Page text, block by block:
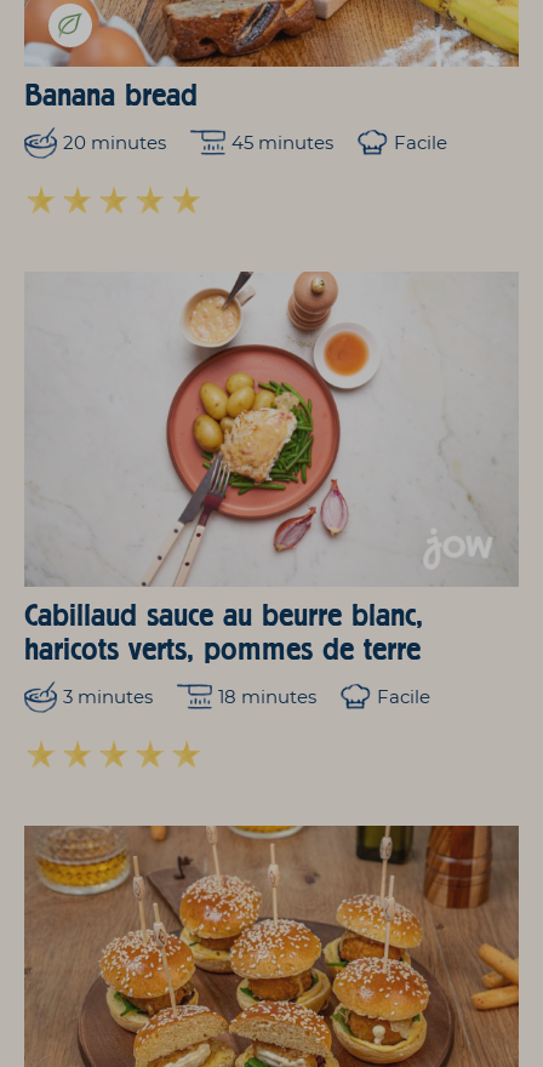
Banana bread
20 minutes 45 minutes Facile
Cabillaud sauce au beurre blanc,
haricots verts, pommes de terre
3 minutes 18 minutes Facile